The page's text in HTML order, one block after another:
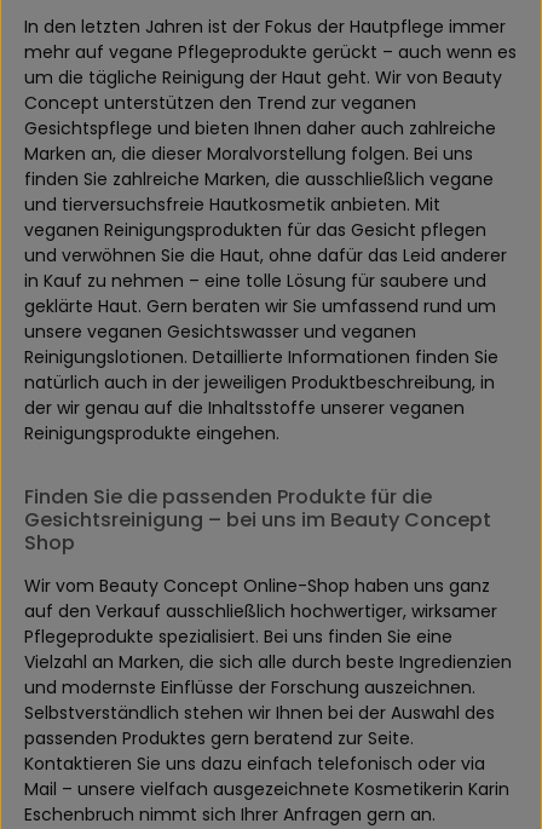
In den letzten Jahren ist der Fokus der Hautpflege immer
mehr auf vegane Pflegeprodukte gerückt – auch wenn es
um die tägliche Reinigung der Haut geht. Wir von Beauty
Concept unterstützen den Trend zur veganen
Gesichtspflege und bieten Ihnen daher auch zahlreiche
Marken an, die dieser Moralvorstellung folgen. Bei uns
finden Sie zahlreiche Marken, die ausschließlich vegane
und tierversuchsfreie Hautkosmetik anbieten. Mit
veganen Reinigungsprodukten für das Gesicht pflegen
und verwöhnen Sie die Haut, ohne dafür das Leid anderer
in Kauf zu nehmen – eine tolle Lösung für saubere und
geklärte Haut. Gern beraten wir Sie umfassend rund um
unsere veganen Gesichtswasser und veganen
Reinigungslotionen. Detaillierte Informationen finden Sie
natürlich auch in der jeweiligen Produktbeschreibung, in
der wir genau auf die Inhaltsstoffe unserer veganen
Reinigungsprodukte eingehen.
Finden Sie die passenden Produkte für die
Gesichtsreinigung – bei uns im Beauty Concept
Shop
Wir vom Beauty Concept Online-Shop haben uns ganz
auf den Verkauf ausschließlich hochwertiger, wirksamer
Pflegeprodukte spezialisiert. Bei uns finden Sie eine
Vielzahl an Marken, die sich alle durch beste Ingredienzien
und modernste Einflüsse der Forschung auszeichnen.
Selbstverständlich stehen wir Ihnen bei der Auswahl des
passenden Produktes gern beratend zur Seite.
Kontaktieren Sie uns dazu einfach telefonisch oder via
Mail – unsere vielfach ausgezeichnete Kosmetikerin Karin
Eschenbruch nimmt sich Ihrer Anfragen gern an.